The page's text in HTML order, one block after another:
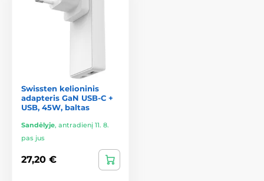
Swissten kelioninis
adapteris GaN USB-C +
USB, 45W, baltas
Sandėlyje, antradienį 11. 8.
pas jus
27,20 €